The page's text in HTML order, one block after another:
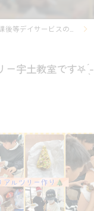
ー宇土教室です‎𖤐 ̖́-‬